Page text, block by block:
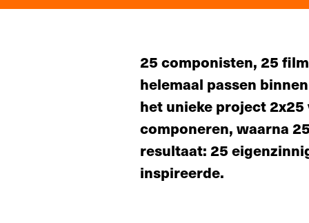
25 componisten, 25
helemaal passen
het unieke project
componeren, waarna
resultaat: 25
inspireerde.